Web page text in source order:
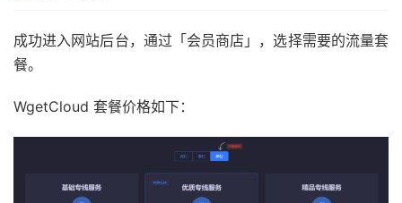
成功进入网站后台，通过「会员商店」，选择需要的流量套
餐。
WgetCloud 套餐价格如下：